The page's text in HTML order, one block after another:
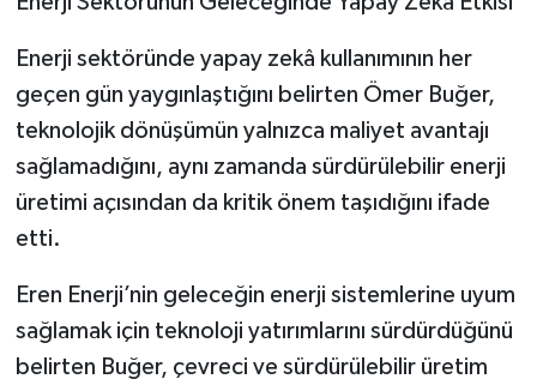
Enerji sektöründe yapay zekâ kullanımının her
geçen gün yaygınlaştığını belirten Ömer Buğer,
teknolojik dönüşümün yalnızca maliyet avantajı
sağlamadığını, aynı zamanda sürdürülebilir enerji
üretimi açısından da kritik önem taşıdığını ifade
etti.
Eren Enerji’nin geleceğin enerji sistemlerine uyum
sağlamak için teknoloji yatırımlarını sürdürdüğünü
belirten Buğer, çevreci ve sürdürülebilir üretim